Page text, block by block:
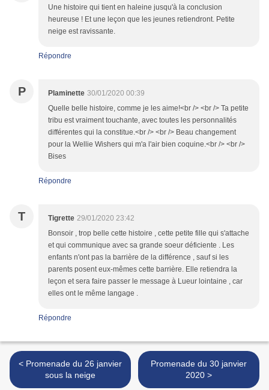
Une histoire qui tient en haleine jusqu'à la conclusion
heureuse ! Et une leçon que les jeunes retiendront. Petite
neige est ravissante.
Répondre
P Plaminette 30/01/2020 00:39
Quelle belle histoire, comme je les aime!<br /> <br /> Ta petite
tribu est vraiment touchante, avec toutes les personnalités
différentes qui la constitue.<br /> <br /> Beau changement
pour la Wellie Wishers qui m'a l'air bien coquine.<br /> <br />
Bises
Répondre
T Tigrette 29/01/2020 23:42
Bonsoir , trop belle cette histoire , cette petite fille qui s'attache
et qui communique avec sa grande soeur déficiente . Les
enfants n'ont pas la barrière de la différence , sauf si les
parents posent eux-mêmes cette barrière. Elle retiendra la
leçon et sera faire passer le message à Lueur lointaine , car
elles ont le même langage .
Répondre
< Promenade du 26 janvier
sous la neige
Promenade du 30 janvier
2020 >